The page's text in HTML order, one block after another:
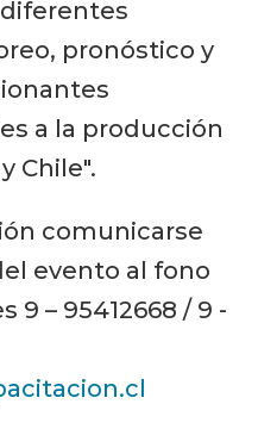
pronóstico y
a la producción
Chile".
comunicarse
evento al fono
9 – 95412668 / 9 -